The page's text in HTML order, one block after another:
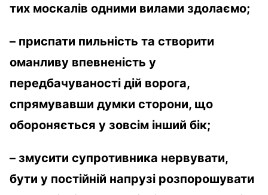
тих москалів одними вилами здолаємо;
– приспати пильність та створити
оманливу впевненість у
передбачуваності дій ворога,
спрямувавши думки сторони, що
обороняється у зовсім інший бік;
– змусити супротивника нервувати,
бути у постійній напрузі розпорошувати